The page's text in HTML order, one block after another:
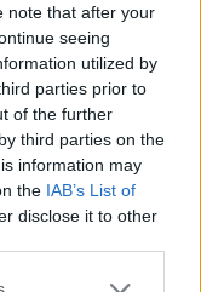
note that after your
seeing
utilized by
parties prior to
of the further
third parties on the
information may
the IAB’s List of
disclose it to other
B-2870